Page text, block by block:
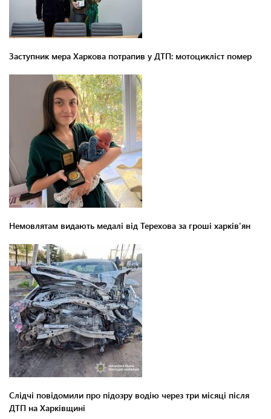
Заступник мера Харкова потрапив у ДТП: мотоцикліст помер
Немовлятам видають медалі від Терехова за гроші харків'ян
Слідчі повідомили про підозру водію через три місяці після
ДТП на Харківщині